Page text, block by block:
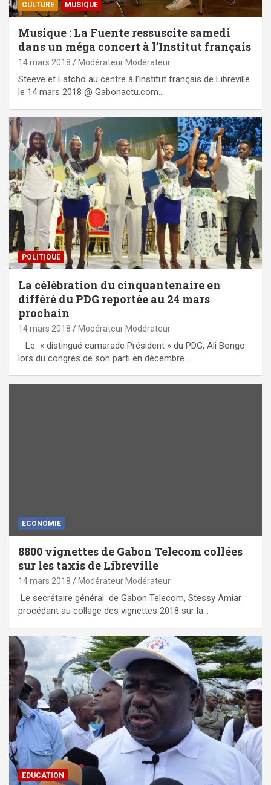
CULTURE MUSIQUE
Musique : La Fuente ressuscite samedi
dans un méga concert à l’Institut français
14 mars 2018 Modérateur Modérateur
Steeve et Latcho au centre à l’institut français de Libreville
le 14 mars 2018 @ Gabonactu.com…
POLITIQUE
La célébration du cinquantenaire en
différé du PDG reportée au 24 mars
prochain
14 mars 2018 Modérateur Modérateur
Le « distingué camarade Président » du PDG, Ali Bongo
lors du congrès de son parti en décembre…
ECONOMIE
8800 vignettes de Gabon Telecom collées
sur les taxis de Libreville
14 mars 2018 Modérateur Modérateur
Le secrétaire général de Gabon Telecom, Stessy Amiar
procédant au collage des vignettes 2018 sur la…
EDUCATION